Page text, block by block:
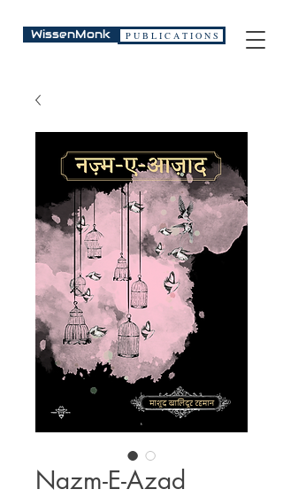
WissenMonk P U B L I C A T I O N S
Nazm-E-Azad